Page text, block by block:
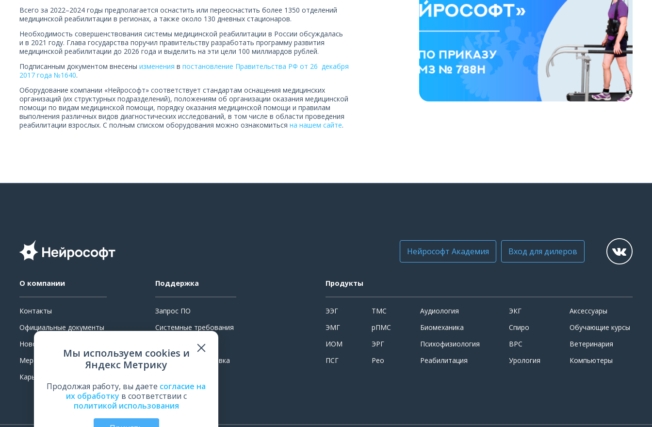
Всего за 2022–2024 годы предполагается оснастить или переоснастить более 1350 отделений
медицинской реабилитации в регионах, а также около 130 дневных стационаров.
Необходимость совершенствования системы медицинской реабилитации в России обсуждалась
и в 2021 году. Глава государства поручил правительству разработать программу развития
медицинской реабилитации до 2026 года и выделить на эти цели 100 миллиардов рублей.
Подписанным документом внесены изменения в постановление Правительства РФ от 26 декабря
2017 года №1640.
Оборудование компании «Нейрософт» соответствует стандартам оснащения медицинских
организаций (их структурных подразделений), положениям об организации оказания медицинской
помощи по видам медицинской помощи, порядку оказания медицинской помощи и правилам
выполнения различных видов диагностических исследований, в том числе в области проведения
реабилитации взрослых. С полным списком оборудования можно ознакомиться на нашем сайте.
Нейрософт Академия Вход для дилеров
О компании
Контакты
Официальные документы
Новости
Мероприятия
Карьера
Поддержка
Запрос ПО
Системные требования
Поверка и калибровка
Оценить работу
Продукты
ЭЭГ
ЭМГ
ИОМ
ПСГ
ТМС
рПМС
ЭРГ
Рео
Аудиология
Биомеханика
Психофизиология
Реабилитация
ЭКГ
Спиро
ВРС
Урология
Аксессуары
Обучающие курсы
Ветеринария
Компьютеры
Мы используем cookies и
Яндекс Метрику
Продолжая работу, вы даете согласие на
их обработку в соответствии с
политикой использования